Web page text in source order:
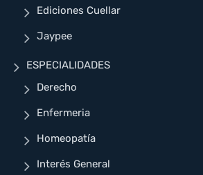
Ediciones Cuellar
Jaypee
ESPECIALIDADES
Derecho
Enfermeria
Homeopatía
Interés General